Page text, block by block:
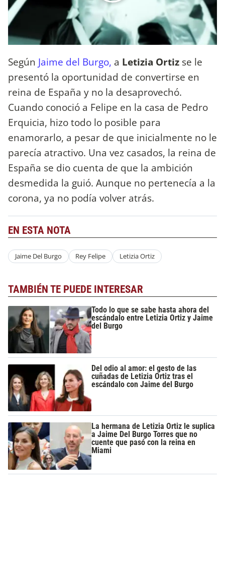
Según Jaime del Burgo, a Letizia Ortiz se le
presentó la oportunidad de convertirse en
reina de España y no la desaprovechó.
Cuando conoció a Felipe en la casa de Pedro
Erquicia, hizo todo lo posible para
enamorarlo, a pesar de que inicialmente no le
parecía atractivo. Una vez casados, la reina de
España se dio cuenta de que la ambición
desmedida la guió. Aunque no pertenecía a la
corona, ya no podía volver atrás.
EN ESTA NOTA
Jaime Del Burgo Rey Felipe Letizia Ortiz
TAMBIÉN TE PUEDE INTERESAR
Todo lo que se sabe hasta ahora del
escándalo entre Letizia Ortiz y Jaime
del Burgo
Del odio al amor: el gesto de las
cuñadas de Letizia Ortiz tras el
escándalo con Jaime del Burgo
La hermana de Letizia Ortiz le suplica
a Jaime Del Burgo Torres que no
cuente que pasó con la reina en
Miami